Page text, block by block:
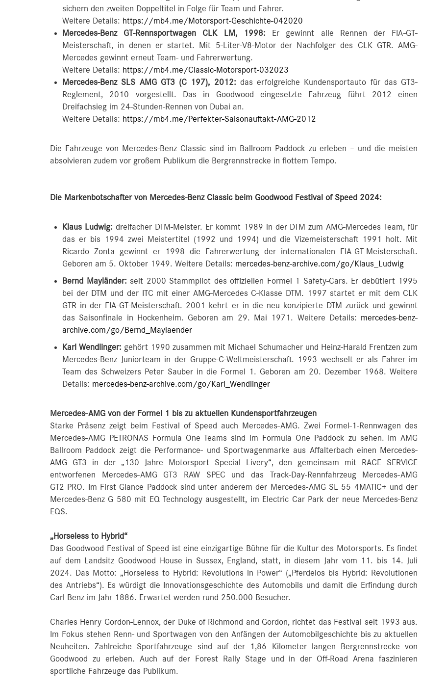
sichern den zweiten Doppeltitel in Folge für Team und Fahrer.
Weitere Details: https://mb4.me/Motorsport-Geschichte-042020
Mercedes-Benz GT-Rennsportwagen CLK LM, 1998: Er gewinnt alle Rennen der FIA-GT-
Meisterschaft, in denen er startet. Mit 5-Liter-V8-Motor der Nachfolger des CLK GTR. AMG-
Mercedes gewinnt erneut Team- und Fahrerwertung.
Weitere Details: https://mb4.me/Classic-Motorsport-032023
Mercedes-Benz SLS AMG GT3 (C 197), 2012: das erfolgreiche Kundensportauto für das GT3-
Reglement, 2010 vorgestellt. Das in Goodwood eingesetzte Fahrzeug führt 2012 einen
Dreifachsieg im 24-Stunden-Rennen von Dubai an.
Weitere Details: https://mb4.me/Perfekter-Saisonauftakt-AMG-2012
Die Fahrzeuge von Mercedes-Benz Classic sind im Ballroom Paddock zu erleben – und die meisten
absolvieren zudem vor großem Publikum die Bergrennstrecke in flottem Tempo.
Die Markenbotschafter von Mercedes-Benz Classic beim Goodwood Festival of Speed 2024:
Klaus Ludwig: dreifacher DTM-Meister. Er kommt 1989 in der DTM zum AMG-Mercedes Team, für
das er bis 1994 zwei Meistertitel (1992 und 1994) und die Vizemeisterschaft 1991 holt. Mit
Ricardo Zonta gewinnt er 1998 die Fahrerwertung der internationalen FIA-GT-Meisterschaft.
Geboren am 5. Oktober 1949. Weitere Details: mercedes-benz-archive.com/go/Klaus_Ludwig
Bernd Mayländer: seit 2000 Stammpilot des offiziellen Formel 1 Safety-Cars. Er debütiert 1995
bei der DTM und der ITC mit einer AMG-Mercedes C-Klasse DTM. 1997 startet er mit dem CLK
GTR in der FIA-GT-Meisterschaft. 2001 kehrt er in die neu konzipierte DTM zurück und gewinnt
das Saisonfinale in Hockenheim. Geboren am 29. Mai 1971. Weitere Details: mercedes-benz-
archive.com/go/Bernd_Maylaender
Karl Wendlinger: gehört 1990 zusammen mit Michael Schumacher und Heinz-Harald Frentzen zum
Mercedes-Benz Juniorteam in der Gruppe-C-Weltmeisterschaft. 1993 wechselt er als Fahrer im
Team des Schweizers Peter Sauber in die Formel 1. Geboren am 20. Dezember 1968. Weitere
Details: mercedes-benz-archive.com/go/Karl_Wendlinger
Mercedes-AMG von der Formel 1 bis zu aktuellen Kundensportfahrzeugen
Starke Präsenz zeigt beim Festival of Speed auch Mercedes-AMG. Zwei Formel-1-Rennwagen des
Mercedes-AMG PETRONAS Formula One Teams sind im Formula One Paddock zu sehen. Im AMG
Ballroom Paddock zeigt die Performance- und Sportwagenmarke aus Affalterbach einen Mercedes-
AMG GT3 in der „130 Jahre Motorsport Special Livery“, den gemeinsam mit RACE SERVICE
entworfenen Mercedes-AMG GT3 RAW SPEC und das Track-Day-Rennfahrzeug Mercedes-AMG
GT2 PRO. Im First Glance Paddock sind unter anderem der Mercedes-AMG SL 55 4MATIC+ und der
Mercedes-Benz G 580 mit EQ Technology ausgestellt, im Electric Car Park der neue Mercedes-Benz
EQS.
„Horseless to Hybrid“
Das Goodwood Festival of Speed ist eine einzigartige Bühne für die Kultur des Motorsports. Es findet
auf dem Landsitz Goodwood House in Sussex, England, statt, in diesem Jahr vom 11. bis 14. Juli
2024. Das Motto: „Horseless to Hybrid: Revolutions in Power“ („Pferdelos bis Hybrid: Revolutionen
des Antriebs“). Es würdigt die Innovationsgeschichte des Automobils und damit die Erfindung durch
Carl Benz im Jahr 1886. Erwartet werden rund 250.000 Besucher.
Charles Henry Gordon-Lennox, der Duke of Richmond and Gordon, richtet das Festival seit 1993 aus.
Im Fokus stehen Renn- und Sportwagen von den Anfängen der Automobilgeschichte bis zu aktuellen
Neuheiten. Zahlreiche Sportfahrzeuge sind auf der 1,86 Kilometer langen Bergrennstrecke von
Goodwood zu erleben. Auch auf der Forest Rally Stage und in der Off-Road Arena faszinieren
sportliche Fahrzeuge das Publikum.